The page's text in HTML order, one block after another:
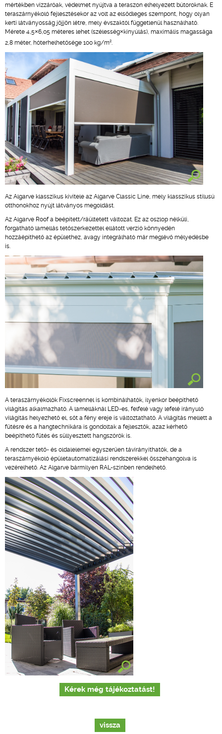
mértékben vízzáróak, védelmet nyújtva a teraszon elhelyezett bútoroknak. E
teraszárnyékoló fejlesztésekor az volt az elsődleges szempont, hogy olyan
kerti látványosság jöjjön létre, mely évszaktól függetlenül használható.
Mérete 4,5×6,05 méteres lehet (szélesség×kinyúlás), maximális magassága
2,8 méter, hóterhelhetősége 100 kg/m2.
Az Algarve klasszikus kivitele az Algarve Classic Line, mely klasszikus stílusú
otthonokhoz nyújt látványos megoldást.
Az Algarve Roof a beépített/ráültetett változat. Ez az oszlop nélküli,
forgatható lamellás tetőszerkezettel ellátott verzió könnyedén
hozzáépíthető az épülethez, avagy integrálható már meglévő mélyedésbe
is.
A teraszárnyékolók Fixscreennel is kombinálhatók, ilyenkor beépíthető
világítás alkalmazható. A lamelláknál LED-es, felfelé vagy lefelé irányuló
világítás helyezhető el, sőt a fény ereje is változtatható. A világítás mellett a
fűtésre és a hangtechnikára is gondoltak a fejlesztők, azaz kérhető
beépíthető fűtés és süllyesztett hangszórók is.
A rendszer tető- és oldalelemei egyszerűen távirányíthatók, de a
teraszárnyékoló épületautomatizálási rendszerekkel összehangolva is
vezérelhető. Az Algarve bármilyen RAL-színben rendelhető.
Kérek még tájékoztatást!
vissza